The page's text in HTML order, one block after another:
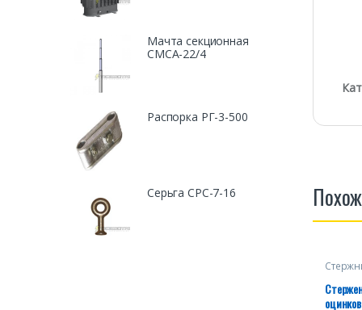
Мачта секционная
СМСА-22/4
Распорка РГ-3-500
Серьга СРС-7-16